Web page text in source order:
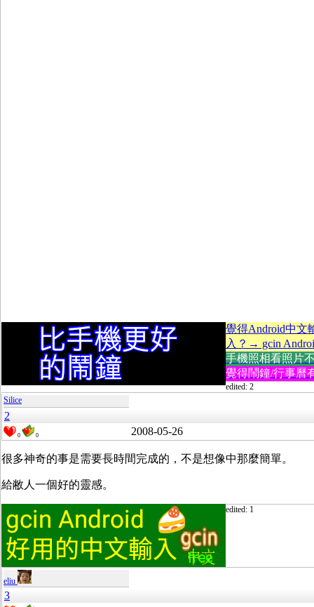
覺得Android中文
入？→ gcin
手機照相看照片
覺得鬧鐘/行事曆
edited: 2
Silice
2
0 0 2008-05-26
很多神奇的事是需要長時間完成的，不是想像中那麼簡單。
給敝人一個好的靈感。
edited: 1
eliu
3